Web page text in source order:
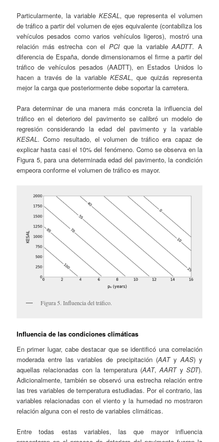
Particularmente, la variableKESAL, que representa el volumen
de tráfico a partir del volumen de ejes equivalente (contabiliza los
vehículos pesados como varios vehículos ligeros), mostró una
relación más estrecha con el PCI que la variableAADTT. A
diferencia de España, donde dimensionamos el firme a partir del
tráfico de vehículos pesados (AADTT), en Estados Unidos lo
hacen a través de la variable KESAL, que quizás representa
mejor la carga que posteriormente debe soportar la carretera.
Para determinar de una manera más concreta la influencia del
tráfico en el deterioro del pavimento se calibró un modelo de
regresión considerando la edad del pavimento y la variable
KESAL. Como resultado, el volumen de tráfico era capaz de
explicar hasta casi el 10% del fenómeno. Como se observa en la
Figura 5, para una determinada edad del pavimento, la condición
empeora conforme el volumen de tráfico es mayor.
Figura 5. Influencia del tráfico.
Influencia de las condiciones climáticas
En primer lugar, cabe destacar que se identificó una correlación
moderada entre las variables de precipitación (AATyAAS) y
aquellas relacionadas con la temperatura (AAT,AARTy SDT).
Adicionalmente, también se observó una estrecha relación entre
las tres variables de temperatura estudiadas. Por el contrario, las
variables relacionadas con el viento y la humedad no mostraron
relación alguna con el resto de variables climáticas.
Entre todas estas variables, las que mayor influencia